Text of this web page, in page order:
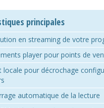
principales
en streaming de votre
player pour points de
locale pour décrochage
automatique de la lecture